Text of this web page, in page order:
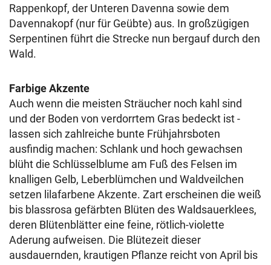
Rappenkopf, der Unteren Davenna sowie dem
Davennakopf (nur für Geübte) aus. In großzügigen
Serpentinen führt die Strecke nun bergauf durch den
Wald.
Farbige Akzente
Auch wenn die meisten Sträucher noch kahl sind
und der Boden von verdorrtem Gras bedeckt ist -
lassen sich zahlreiche bunte Frühjahrsboten
ausfindig machen: Schlank und hoch gewachsen
blüht die Schlüsselblume am Fuß des Felsen im
knalligen Gelb, Leberblümchen und Waldveilchen
setzen lilafarbene Akzente. Zart erscheinen die weiß
bis blassrosa gefärbten Blüten des Waldsauerklees,
deren Blütenblätter eine feine, rötlich-violette
Aderung aufweisen. Die Blütezeit dieser
ausdauernden, krautigen Pflanze reicht von April bis